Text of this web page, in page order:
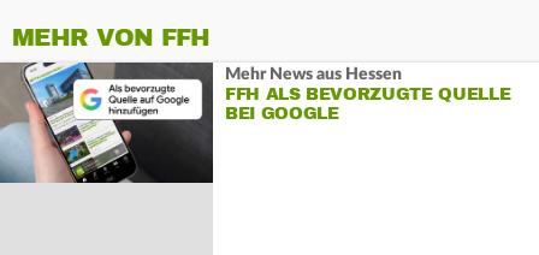
MEHR VON FFH
Mehr News aus Hessen
FFH ALS BEVORZUGTE QUELLE
BEI GOOGLE